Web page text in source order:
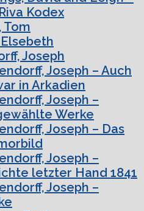
Kodex
Tom
Joseph
Joseph – Auch
in Arkadien
Joseph –
Werke
Joseph – Das
Joseph –
letzter Hand 1841
Joseph –